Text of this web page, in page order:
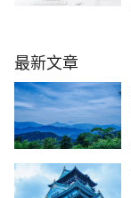
最新文章